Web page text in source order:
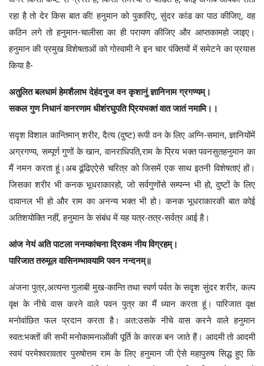
रहा है तो देर किस बात की! हनुमान को पुकारिए, सुंदर कांड का पाठ कीजिए, वह
कठिन लगे तो हनुमान-चालीसा का ही परायण कीजिए और आप्तकामहो जाइए।
हनुमान की प्रमुख विशेषताओं को गोस्वामी ने इन चार पंक्तियों में समेटने का प्रयास
किया है-
अतुलित बलधामं हेमशैलाभ देहंदनुज वन कृशानुं ज्ञानिनाम ग्रगण्यम्।
सकल गुण निधानं वानरणाम धीशंरघुपति प्रियभक्तं वात जातं नमामि।।
सदृश विशाल कान्तिमान् शरीर, दैत्य (दुष्ट) रूपी वन के लिए अग्नि-समान, ज्ञानियोंमें
अग्रगण्य, सम्पूर्ण गुणों के खान, वानराधिपति,राम के प्रिय भक्त पवनसुतहनुमान का
मैं नमन करता हूं।अब ढूंढिएऐसे चरित्र को जिसमें एक साथ इतनी विशेषताएं हों।
जिसका शरीर भी कनक भूधराकारहो, जो सर्वगुणोंसे सम्पन्न भी हो, दुष्टों के लिए
दावानल भी हो और राम का अनन्य भक्त भी हो। कनक भूधराकारकी बात कोई
अतिशयोक्ति नहीं, हनुमान के संबंध में यह यत्र-तत्र-सर्वत्र आई है।
आंज नेयं अति पाटला ननम्कांचना द्रिकम नीय विग्रहम्।
पारिजात तरुमूल वासिनम्भावयामि पवन नन्दनम्॥
अंजना पुत्र,अत्यन्त गुलाबी मुख-कान्ति तथा स्वर्ण पर्वत के सदृश सुंदर शरीर, कल्प
वृक्ष के नीचे वास करने वाले पवन पुत्र का मैं ध्यान करता हूं। पारिजात वृक्ष
मनोवांछित फल प्रदान करता है। अत:उसके नीचे वास करने वाले हनुमान
स्वत:भक्तों की सभी मनोकामनाओंकी पूर्ति के कारक बन जाते हैं। आदमी तो आदमी
स्वयं परमेश्वरावतार पुरुषोत्तम राम के लिए हनुमान जी ऐसे महापुरुष सिद्ध हुए कि